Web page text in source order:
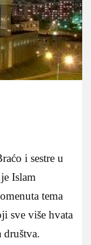
i sestre u
Islam
tema
sve više hvata
društva.